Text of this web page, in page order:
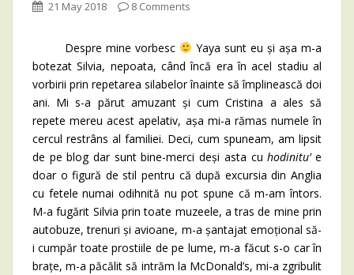
21 May 2018 8 Comments
Despre mine vorbesc
Yaya sunt eu și așa m-a
botezat Silvia, nepoata, când încă era în acel stadiu al
vorbirii prin repetarea silabelor înainte să împlinească doi
ani. Mi s-a părut amuzant și cum Cristina a ales să
repete mereu acest apelativ, așa mi-a rămas numele în
cercul restrâns al familiei. Deci, cum spuneam, am lipsit
de pe blog dar sunt bine-merci deși asta cuhodinitu’e
doar o figură de stil pentru că după excursia din Anglia
cu fetele numai odihnită nu pot spune că m-am întors.
M-a fugărit Silvia prin toate muzeele, a tras de mine prin
autobuze, trenuri și avioane, m-a șantajat emoțional să-
i cumpăr toate prostiile de pe lume, m-a făcut s-o car în
brațe, m-a păcălit să intrăm la McDonald’s, mi-a zgribulit